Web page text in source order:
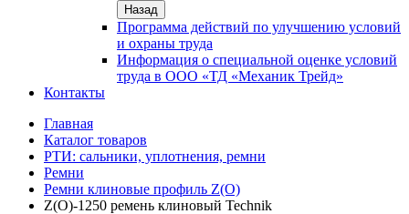
Назад
Программа действий по улучшению условий
и охраны труда
Информация о специальной оценке условий
труда в ООО «ТД «Механик Трейд»
Контакты
Главная
Каталог товаров
РТИ: сальники, уплотнения, ремни
Ремни
Ремни клиновые профиль Z(О)
Z(О)-1250 ремень клиновый Technik